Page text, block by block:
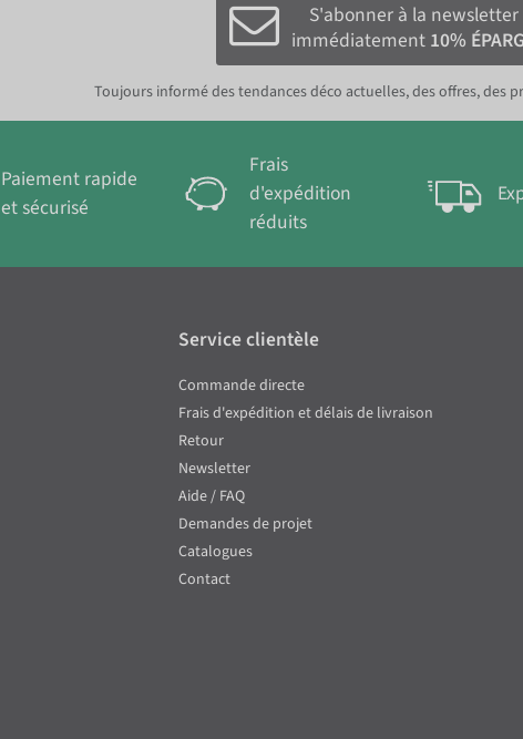
S'abonner à la
immédiatement 10%
Toujours informé des tendances déco actuelles, des offres, des
Paiement rapide
et sécurisé
Frais
d'expédition
réduits
Service clientèle
Commande directe
Frais d'expédition et délais de livraison
Retour
Newsletter
Aide / FAQ
Demandes de projet
Catalogues
Contact